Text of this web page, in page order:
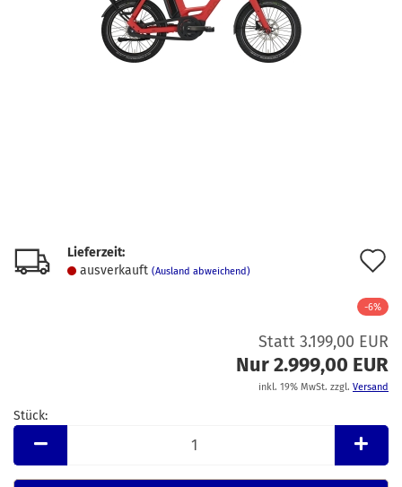
Lieferzeit:
ausverkauft (Ausland abweichend)
-6%
Statt 3.199,00 EUR
Nur 2.999,00 EUR
inkl. 19% MwSt. zzgl. Versand
Stück:
Stück